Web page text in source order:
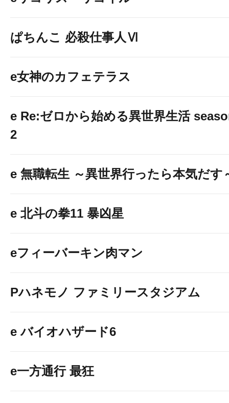
ぱちんこ 必殺仕事人Ⅵ
e女神のカフェテラス
e Re:ゼロから始める異世界生活
2
e 無職転生 ～異世界行ったら本気だす
e 北斗の拳11 暴凶星
eフィーバーキン肉マン
Pハネモノ ファミリースタジアム
e バイオハザード6
e一方通行 最狂